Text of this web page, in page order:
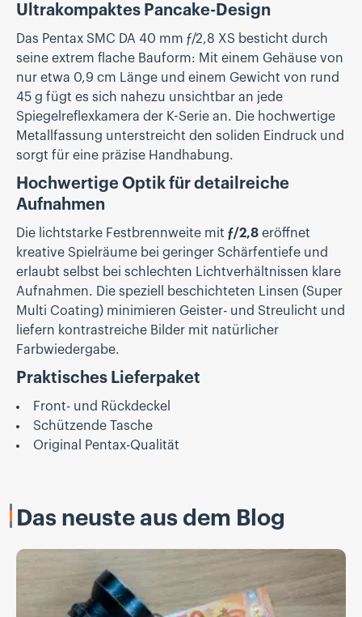
Ultrakompaktes Pancake-Design
Das Pentax SMC DA 40 mm ƒ/2,8 XS besticht durch
seine extrem flache Bauform: Mit einem Gehäuse von
nur etwa 0,9 cm Länge und einem Gewicht von rund
45 g fügt es sich nahezu unsichtbar an jede
Spiegelreflexkamera der K-Serie an. Die hochwertige
Metallfassung unterstreicht den soliden Eindruck und
sorgt für eine präzise Handhabung.
Hochwertige Optik für detailreiche
Aufnahmen
Die lichtstarke Festbrennweite mit ƒ/2,8 eröffnet
kreative Spielräume bei geringer Schärfentiefe und
erlaubt selbst bei schlechten Lichtverhältnissen klare
Aufnahmen. Die speziell beschichteten Linsen (Super
Multi Coating) minimieren Geister- und Streulicht und
liefern kontrastreiche Bilder mit natürlicher
Farbwiedergabe.
Praktisches Lieferpaket
Front- und Rückdeckel
Schützende Tasche
Original Pentax-Qualität
Das neuste aus dem Blog